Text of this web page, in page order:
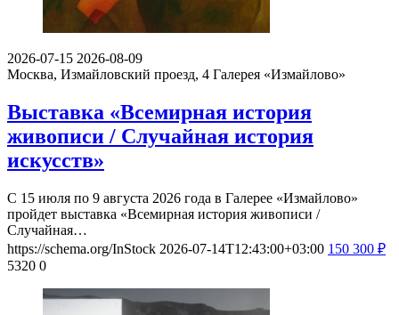
2026-07-15 2026-08-09
Москва, Измайловский проезд, 4 Галерея «Измайлово»
Выставка «Всемирная история
живописи / Случайная история
искусств»
С 15 июля по 9 августа 2026 года в Галерее «Измайлово»
пройдет выставка «Всемирная история живописи /
Случайная…
https://schema.org/InStock 2026-07-14T12:43:00+03:00 150 300 ₽
5320 0